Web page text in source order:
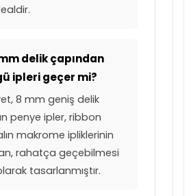
mm delik çapından
ipleri geçer mi?
8 mm geniş delik
penye ipler, ribbon
makrome ipliklerinin
rahatça geçebilmesi
tasarlanmıştır.